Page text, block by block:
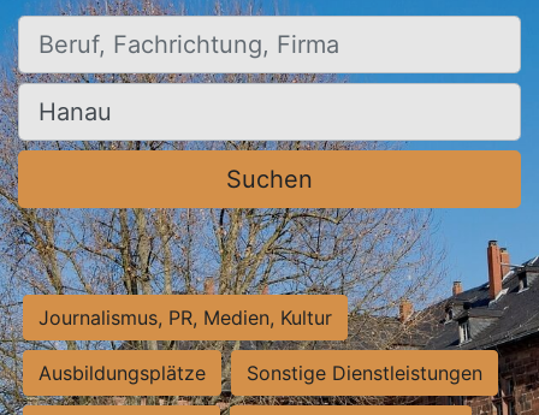
Beruf, Fachrichtung, Firma
Ort, Stadt
Suchen
Journalismus, PR, Medien, Kultur
Ausbildungsplätze Sonstige Dienstleistungen